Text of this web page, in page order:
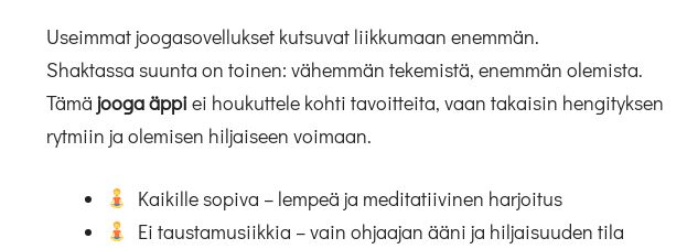
Useimmat joogasovellukset kutsuvat liikkumaan enemmän.
Shaktassa suunta on toinen: vähemmän tekemistä, enemmän olemista.
Tämä jooga äppi ei houkuttele kohti tavoitteita, vaan takaisin hengityksen
rytmiin ja olemisen hiljaiseen voimaan.
Kaikille sopiva – lempeä ja meditatiivinen harjoitus
Ei taustamusiikkia – vain ohjaajan ääni ja hiljaisuuden tila